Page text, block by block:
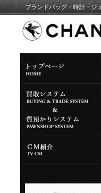
ブランドバッグ・時計・ジ